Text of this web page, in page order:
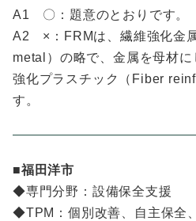
A1 〇：題意のとおりです。
A2 ×：FRMは、繊維強化金
metal）の略で、金属を母材
強化プラスチック（Fiber
す。
■福田洋市
◆専門分野：設備保全支援
◆TPM：個別改善、自主保全